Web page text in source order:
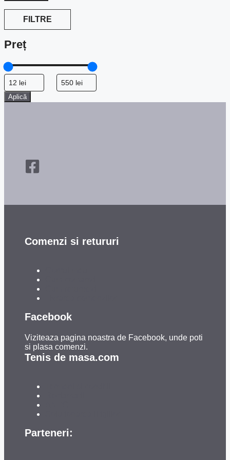
FILTRE
Preț
Aplică
Comenzi si retururi
Facebook
Viziteaza pagina noastra de Facebook, unde poti
si plasa comenzi.
Tenis de masa.com
Parteneri: